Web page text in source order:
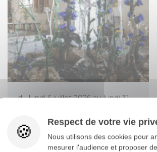
du lundi 6 juillet 2026 au lundi 31
L'ART DANS LES CHAPELLES À
SAINT-FIACRE
Respect de votre vie
Nous utilisons des cookies pour
mesurer l'audience et proposer